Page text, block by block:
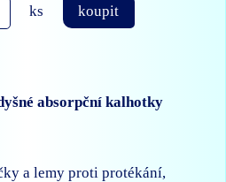
ks koupit
absorpční kalhotky
a lemy proti protékání,